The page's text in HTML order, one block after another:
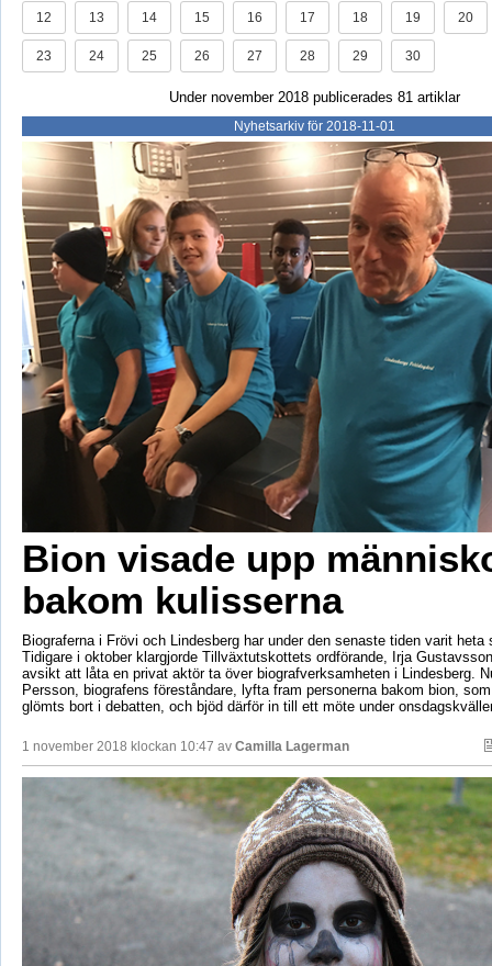
12 13 14 15 16 17 18 19 20
23 24 25 26 27 28 29 30
Under november 2018 publicerades 81 artiklar
Nyhetsarkiv för 2018-11-01
Bion visade upp
bakom kulisserna
Biograferna i Frövi och Lindesberg har under den senaste tiden varit heta
Tidigare i oktober klargjorde Tillväxtutskottets ordförande, Irja
avsikt att låta en privat aktör ta över biografverksamheten i Lindesberg.
Persson, biografens föreståndare, lyfta fram personerna bakom bion,
glömts bort i debatten, och bjöd därför in till ett möte under
1 november 2018 klockan 10:47 av Camilla Lagerman